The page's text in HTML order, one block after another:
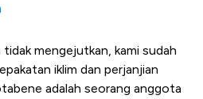
tidak mengejutkan, kami sudah
iklim dan perjanjian
adalah seorang anggota